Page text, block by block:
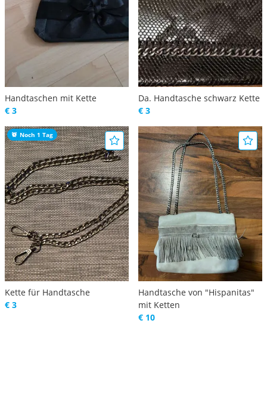
Handtaschen mit Kette
€ 3
Da. Handtasche schwarz Kette
€ 3
Noch 1 Tag
Kette für Handtasche
€ 3
Handtasche von "Hispanitas"
mit Ketten
€ 10